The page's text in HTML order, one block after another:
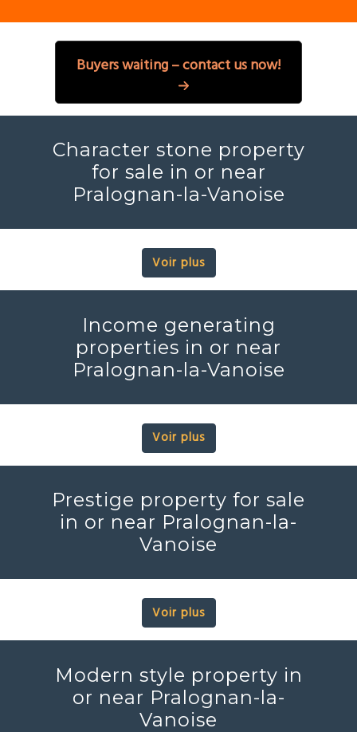
Buyers waiting – contact us now!
Character stone property
for sale in or near
Pralognan-la-Vanoise
Voir plus
Income generating
properties in or near
Pralognan-la-Vanoise
Voir plus
Prestige property for sale
in or near Pralognan-la-
Vanoise
Voir plus
Modern style property in
or near Pralognan-la-
Vanoise